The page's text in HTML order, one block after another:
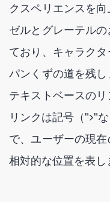
クスペリエンスを
ゼルとグレーテル
ており、キャラク
パンくずの道を残
テキストベースのリ
リンクは記号（">"
で、ユーザーの現
相対的な位置を表し